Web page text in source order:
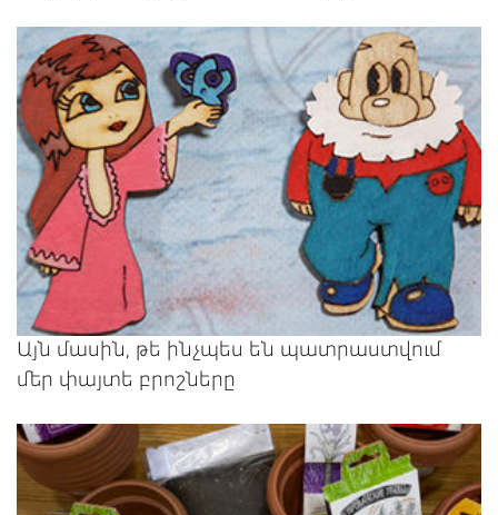
Այն մասին, թե ինչպես են պատրաստվում
մեր փայտե բրոշները